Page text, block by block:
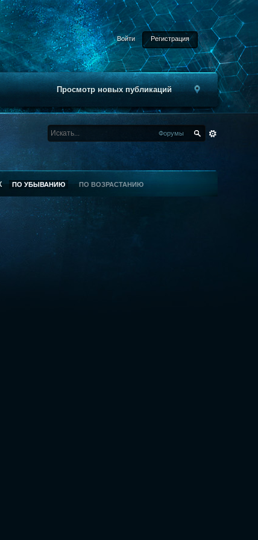
Войти Регистрация
Просмотр новых публикаций
Форумы
ПО УБЫВАНИЮ ПО ВОЗРАСТАНИЮ